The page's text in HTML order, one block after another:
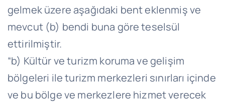
gelmek üzere aşağıdaki bent eklenmiş ve
mevcut (b) bendi buna göre teselsül
ettirilmiştir.
“b) Kültür ve turizm koruma ve gelişim
bölgeleri ile turizm merkezleri sınırları içinde
ve bu bölge ve merkezlere hizmet verecek